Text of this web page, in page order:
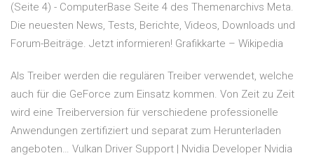
(Seite 4) - ComputerBase Seite 4 des Themenarchivs Meta.
Die neuesten News, Tests, Berichte, Videos, Downloads und
Forum-Beiträge. Jetzt informieren! Grafikkarte – Wikipedia
Als Treiber werden die regulären Treiber verwendet, welche
auch für die GeForce zum Einsatz kommen. Von Zeit zu Zeit
wird eine Treiberversion für verschiedene professionelle
Anwendungen zertifiziert und separat zum Herunterladen
angeboten… Vulkan Driver Support | Nvidia Developer Nvidia